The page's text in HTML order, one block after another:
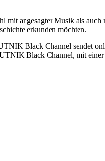
angesagter Musik als auch
erkunden möchten.
Black Channel sendet
Black Channel, mit